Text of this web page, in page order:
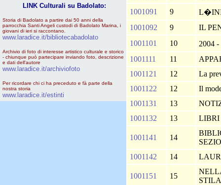
LINK Culturali su Badolato:
Storia di Badolato a partire dai 50 anni della
parrocchia Santi Angeli custodi di Badolato Marina, i
giovani di ieri si raccontano.
www.laradice.it/bibliotecabadolato
Archivio di foto di interesse artistico culturale e storico
- chiunque può partecipare inviando foto, descrizione
e dati dell'autore
www.laradice.it/archiviofoto
Per ricordare chi ci ha preceduto e fà parte della
nostra storia
www.laradice.it/estinti
1001091
9
1001092
9
IL
1001101
10
2004
1001111
11
1001121
12
La
1001122
12
Il
1001131
13
1001132
13
1001141 14
1001142
14
1001151 15